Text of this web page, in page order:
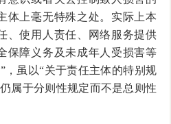
体上毫无特殊之处。实际上本
、使用人责任、网络服务提供
保障义务及未成年人受损害等
，虽以“关于责任主体的特别规
属于分则性规定而不是总则性